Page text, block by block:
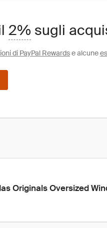
2% sugli
di PayPal Rewardse alcune
Originals Oversized